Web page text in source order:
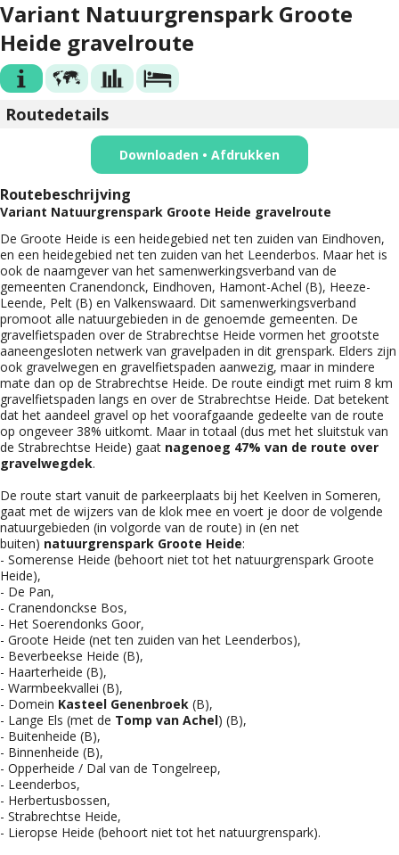
Variant Natuurgrenspark Groote
Heide gravelroute
Routedetails
Downloaden • Afdrukken
Routebeschrijving
Variant Natuurgrenspark Groote Heide gravelroute
De Groote Heide is een heidegebied net ten zuiden van Eindhoven,
en een heidegebied net ten zuiden van het Leenderbos. Maar het is
ook de naamgever van het samenwerkingsverband van de
gemeenten Cranendonck, Eindhoven, Hamont-Achel (B), Heeze-
Leende, Pelt (B) en Valkenswaard. Dit samenwerkingsverband
promoot alle natuurgebieden in de genoemde gemeenten. De
gravelfietspaden over de Strabrechtse Heide vormen het grootste
aaneengesloten netwerk van gravelpaden in dit grenspark. Elders zijn
ook gravelwegen en gravelfietspaden aanwezig, maar in mindere
mate dan op de Strabrechtse Heide. De route eindigt met ruim 8 km
gravelfietspaden langs en over de Strabrechtse Heide. Dat betekent
dat het aandeel gravel op het voorafgaande gedeelte van de route
op ongeveer 38% uitkomt. Maar in totaal (dus met het sluitstuk van
de Strabrechtse Heide) gaat nagenoeg 47% van de route over
gravelwegdek.
De route start vanuit de parkeerplaats bij het Keelven in Someren,
gaat met de wijzers van de klok mee en voert je door de volgende
natuurgebieden (in volgorde van de route) in (en net
buiten) natuurgrenspark Groote Heide:
- Somerense Heide (behoort niet tot het natuurgrenspark Groote
Heide),
- De Pan,
- Cranendonckse Bos,
- Het Soerendonks Goor,
- Groote Heide (net ten zuiden van het Leenderbos),
- Beverbeekse Heide (B),
- Haarterheide (B),
- Warmbeekvallei (B),
- Domein Kasteel Genenbroek (B),
- Lange Els (met de Tomp van Achel) (B),
- Buitenheide (B),
- Binnenheide (B),
- Opperheide / Dal van de Tongelreep,
- Leenderbos,
- Herbertusbossen,
- Strabrechtse Heide,
- Lieropse Heide (behoort niet tot het natuurgrenspark).